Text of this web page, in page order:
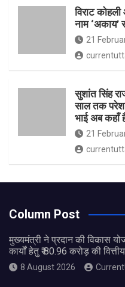
विराट
नाम ‘अकाय’
21
सुशांत सिंह
साल तक
भाई अब कहाँ
21
Column Post
मुख्यमंत्री ने प्रदान की विकास
कार्यों हेतु ₹ 80.96 करोड़ की
8 August 2026